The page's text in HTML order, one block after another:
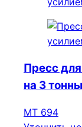
Пресс
на 3
МТ 694